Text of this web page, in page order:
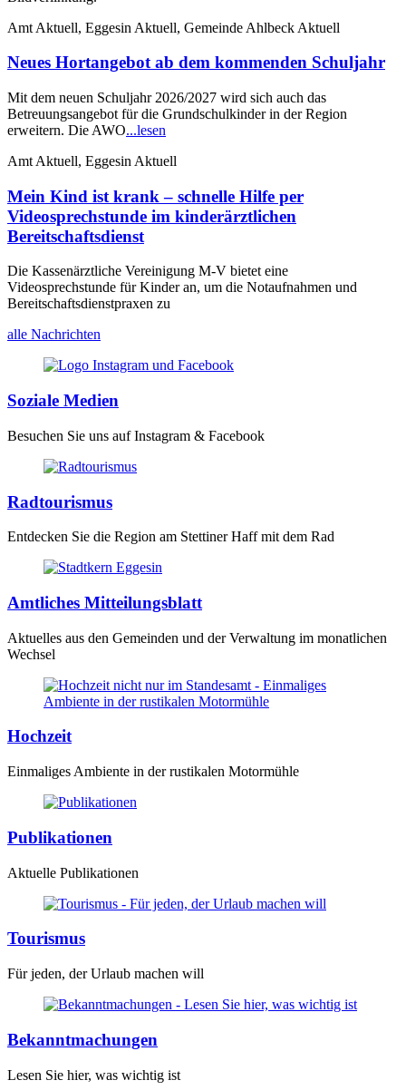
Amt Aktuell, Eggesin Aktuell, Gemeinde Ahlbeck Aktuell
Neues Hortangebot ab dem kommenden Schuljahr
Mit dem neuen Schuljahr 2026/2027 wird sich auch das
Betreuungsangebot für die Grundschulkinder in der Region
erweitern. Die AWO...lesen
Amt Aktuell, Eggesin Aktuell
Mein Kind ist krank – schnelle Hilfe per
Videosprechstunde im kinderärztlichen
Bereitschaftsdienst
Die Kassenärztliche Vereinigung M-V bietet eine
Videosprechstunde für Kinder an, um die Notaufnahmen und
Bereitschaftsdienstpraxen zu
alle Nachrichten
Soziale Medien
Besuchen Sie uns auf Instagram & Facebook
Radtourismus
Entdecken Sie die Region am Stettiner Haff mit dem Rad
Amtliches Mitteilungsblatt
Aktuelles aus den Gemeinden und der Verwaltung im monatlichen
Wechsel
Hochzeit
Einmaliges Ambiente in der rustikalen Motormühle
Publikationen
Aktuelle Publikationen
Tourismus
Für jeden, der Urlaub machen will
Bekanntmachungen
Lesen Sie hier, was wichtig ist